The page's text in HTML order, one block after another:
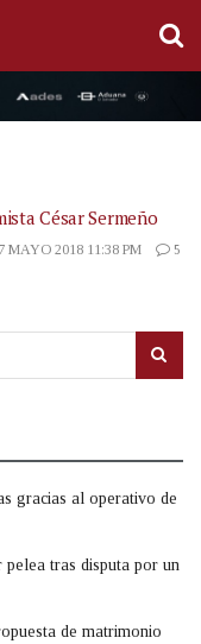
César Sermeño
MAYO 2018 11:38 PM 5
gracias al operativo de
tras disputa por un
de matrimonio